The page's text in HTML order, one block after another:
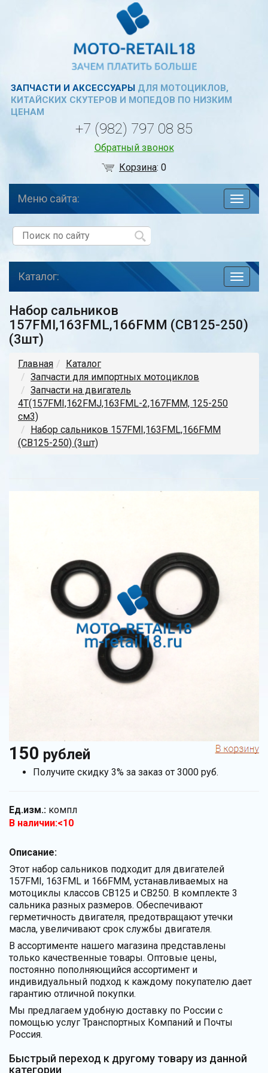
ЗАПЧАСТИ И АКСЕССУАРЫДЛЯ МОТОЦИКЛОВ,
КИТАЙСКИХ СКУТЕРОВ И МОПЕДОВ ПО НИЗКИМ
ЦЕНАМ
+7 (982) 797 08 85
Обратный звонок
Корзина:0
по
Меню сайта:
toggle
Каталог:
Набор сальников
157FMI,163FML,166FMM (CB125-250)
(3шт)
Главная
Каталог
Запчасти для импортных мотоциклов
Запчасти на двигатель
4Т(157FMI,162FMJ,163FML-2,167FMM, 125-250
см3)
Набор сальников 157FMI,163FML,166FMM
(CB125-250) (3шт)
150 рублей
Получите скидку 3% за заказ от 3000 руб.
Ед.изм.: компл
В наличии:<10
Описание:
Этот набор сальников подходит для двигателей
157FMI, 163FML и 166FMM, устанавливаемых на
мотоциклы классов CB125 и CB250. В комплекте 3
сальника разных размеров. Обеспечивают
герметичность двигателя, предотвращают утечки
масла, увеличивают срок службы двигателя.
В ассортименте нашего магазина представлены
только качественные товары. Оптовые цены,
постоянно пополняющийся ассортимент и
индивидуальный подход к каждому покупателю дает
гарантию отличной покупки.
Мы предлагаем удобную доставку по России с
помощью услуг Транспортных Компаний и Почты
Россия.
Быстрый переход к другому товару из данной
категории